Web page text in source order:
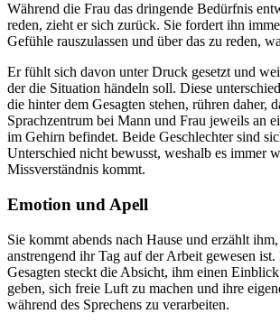
Während die Frau das dringende Bedürfnis
reden, zieht er sich zurück. Sie fordert ihn
Gefühle rauszulassen und über das zu reden,
Er fühlt sich davon unter Druck gesetzt und
der die Situation händeln soll. Diese
die hinter dem Gesagten stehen, rühren daher,
Sprachzentrum bei Mann und Frau jeweils an
im Gehirn befindet. Beide Geschlechter sind
Unterschied nicht bewusst, weshalb es immer
Missverständnis kommt.
Emotion und Apell
Sie kommt abends nach Hause und erzählt
anstrengend ihr Tag auf der Arbeit gewesen
Gesagten steckt die Absicht, ihm einen
geben, sich freie Luft zu machen und ihre
während des Sprechens zu verarbeiten.